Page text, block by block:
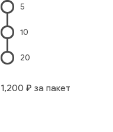
5
10
20
1,200 ₽ за пакет